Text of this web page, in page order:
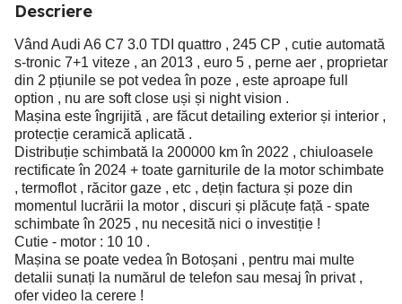
Descriere
Vând Audi A6 C7 3.0 TDI quattro , 245 CP , cutie automată
s-tronic 7+1 viteze , an 2013 , euro 5 , perne aer , proprietar
din 2 pțiunile se pot vedea în poze , este aproape full
option , nu are soft close uși și night vision .
Mașina este îngrijită , are făcut detailing exterior și interior ,
protecție ceramică aplicată .
Distribuție schimbată la 200000 km în 2022 , chiuloasele
rectificate în 2024 + toate garniturile de la motor schimbate
, termoflot , răcitor gaze , etc , dețin factura și poze din
momentul lucrării la motor , discuri și plăcuțe față - spate
schimbate în 2025 , nu necesită nici o investiție !
Cutie - motor : 10 10 .
Mașina se poate vedea în Botoșani , pentru mai multe
detalii sunați la numărul de telefon sau mesaj în privat ,
ofer video la cerere !